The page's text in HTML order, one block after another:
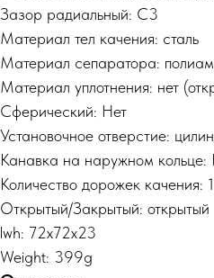
Зазор радиальный: C3
Материал тел качения: сталь
Материал сепаратора:
Материал уплотнения: нет
Сферический: Нет
Установочное отверстие:
Канавка на наружном кольце:
Количество дорожек качения:
Открытый/Закрытый: открытый
lwh: 72x72x23
Weight: 399g